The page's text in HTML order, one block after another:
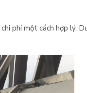
phí một cách hợp lý.